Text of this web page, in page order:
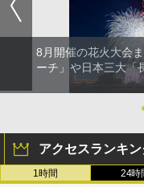
8月開催の花火大会
ーチ」や日本三大「
アクセスランキン
1時間 24時